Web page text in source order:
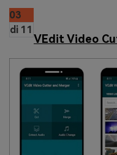
03
di 11
VEdit Video